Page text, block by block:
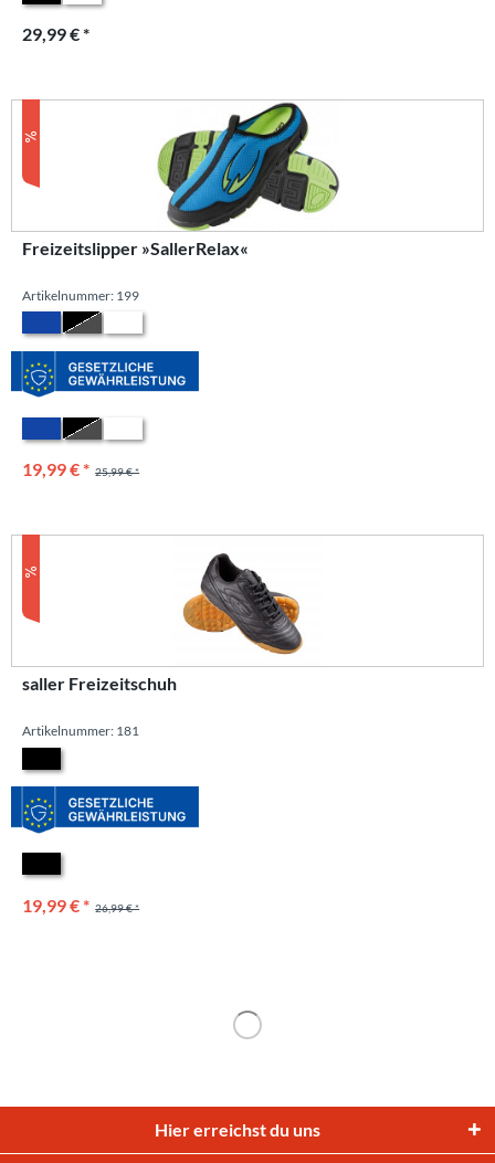
29,99 € *
Freizeitslipper »SallerRelax«
Artikelnummer: 199
25,99 € *
19,99 € *
saller Freizeitschuh
Artikelnummer: 181
26,99 € *
19,99 € *
Hier erreichst du uns